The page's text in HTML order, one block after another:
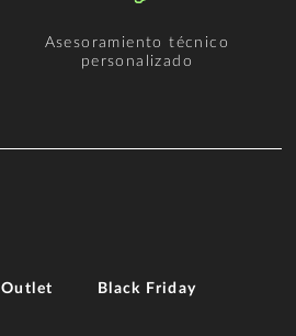
Asesoramiento técnico
personalizado
Outlet Black Friday